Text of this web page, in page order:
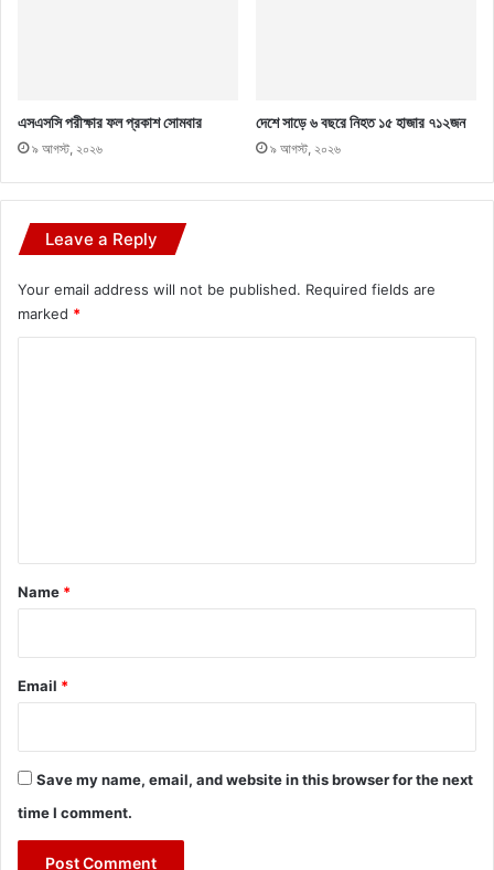
এসএসসি পরীক্ষার ফল প্রকাশ সোমবার
৯ আগস্ট, ২০২৬
দেশে সাড়ে ৬ বছরে নিহত ১৫ হাজার ৭১২জন
৯ আগস্ট, ২০২৬
Leave a Reply
Your email address will not be published. Required fields are
marked *
*
Name *
Email *
Save my name, email, and website in this browser for the next
time I comment.